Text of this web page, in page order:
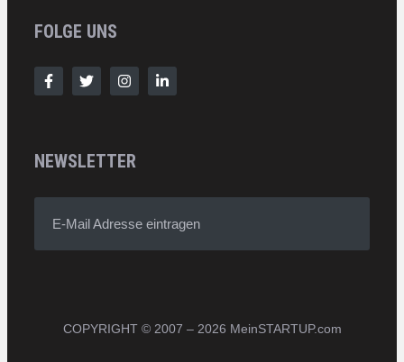
FOLGE UNS
NEWSLETTER
E-Mail Adresse eintragen
COPYRIGHT © 2007 – 2026 MeinSTARTUP.com